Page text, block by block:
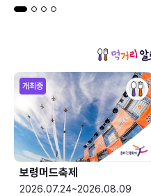
개최중
보령머드축제
2026.07.24~2026.08.09